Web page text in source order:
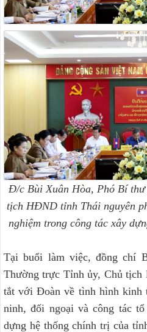
Đ/c Bùi Xuân Hòa, Phó Bí
tịch HĐND tỉnh Thái nguyên
nghiệm trong công tác xây
Tại buổi làm việc, đồng chí
Thường trực Tỉnh ủy, Chủ tịch
tắt với Đoàn về tình hình kinh
ninh, đối ngoại và công tác
dựng hệ thống chính trị của